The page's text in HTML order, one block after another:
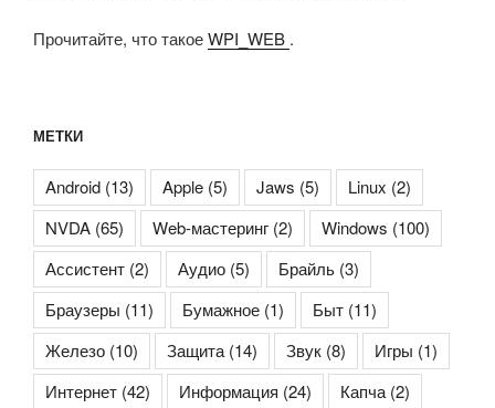
Прочитайте, что такоеWPI_WEB .
МЕТКИ
Android (13) Apple (5) Jaws (5) Linux (2)
NVDA (65) Web-мастеринг (2) Windows (100)
Ассистент (2) Аудио (5) Брайль (3)
Браузеры (11) Бумажное (1) Быт (11)
Железо (10) Защита(14) Звук (8) Игры (1)
Интернет (42) Информация (24) Капча(2)